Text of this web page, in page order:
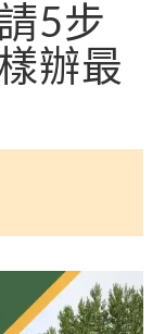
5步
辦最